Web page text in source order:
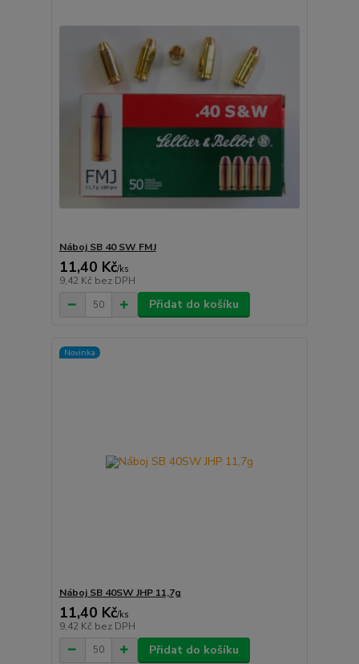
Náboj SB 40 SW FMJ
11,40 Kč/ks
9,42 Kč bez DPH
Přidat do košíku
Novinka
Náboj SB 40SW JHP 11,7g
11,40 Kč/ks
9,42 Kč bez DPH
Přidat do košíku